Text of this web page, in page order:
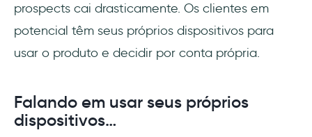
prospects cai drasticamente. Os clientes em
potencial têm seus próprios dispositivos para
usar o produto e decidir por conta própria.
Falando em usar seus próprios
dispositivos…